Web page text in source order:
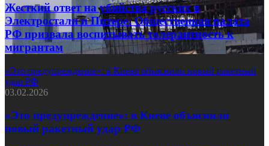
Жесткий ответ на убийства русских в
Электростали и Питере: Общественная палата
РФ призвала воспитывать толерантность к
мигрантам
«Это предупреждение»: в Киеве объяснили новый ракетный
удар РФ
03.02.2026
«Это предупреждение»: в Киеве объяснили
новый ракетный удар РФ